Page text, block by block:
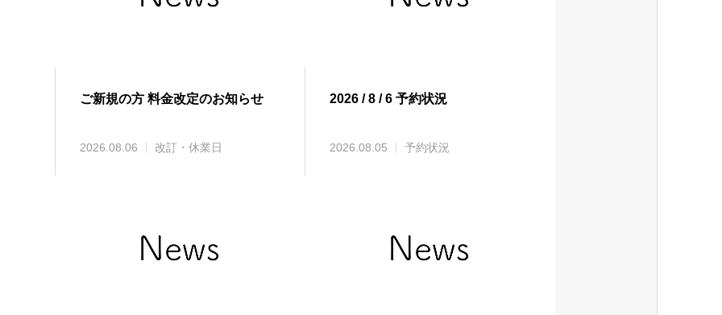
ご新規の方 料金改定のお知らせ
2026.08.06 改訂・休業日
2026 / 8 / 6 予約状況
2026.08.05 予約状況